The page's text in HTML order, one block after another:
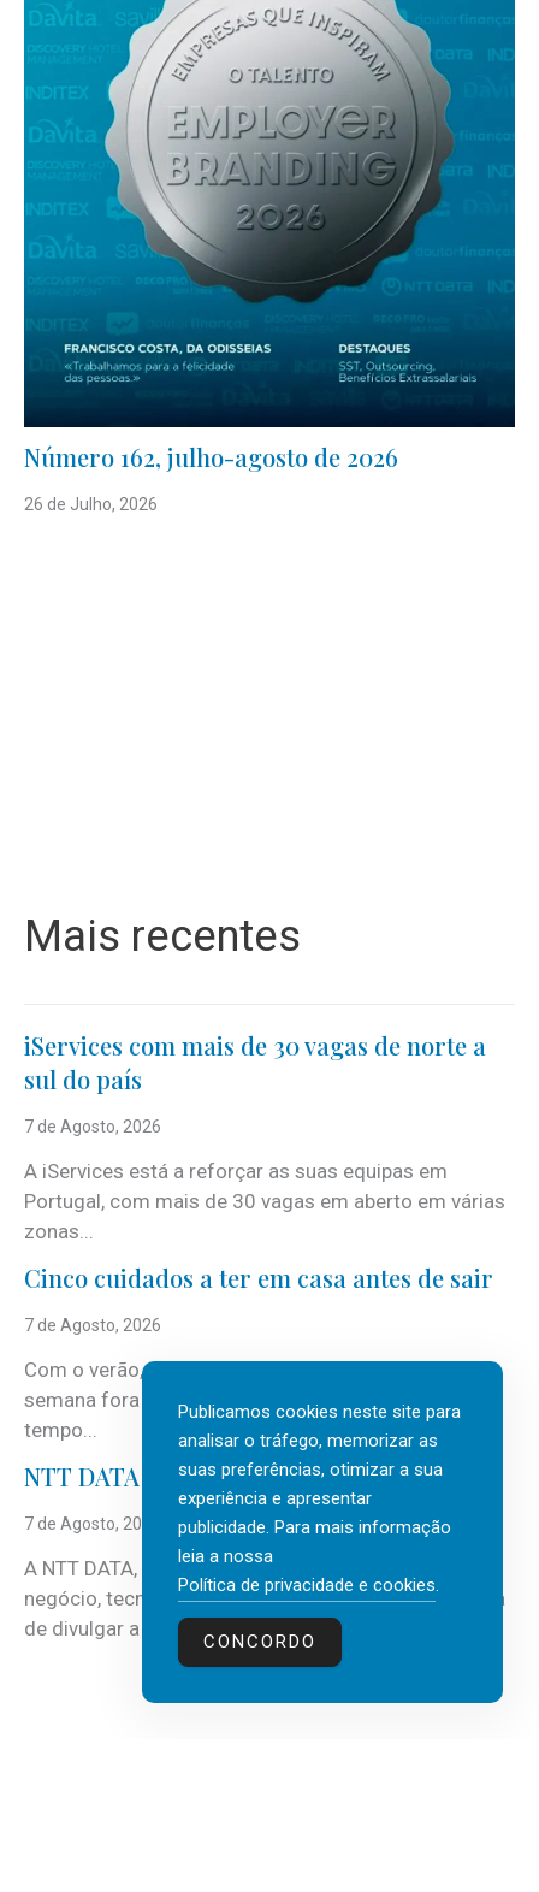
Número 162, julho-agosto de 2026
26 de Julho, 2026
Mais recentes
iServices com mais de 30 vagas de norte a
sul do país
7 de Agosto, 2026
A iServices está a reforçar as suas equipas em
Portugal, com mais de 30 vagas em aberto em várias
zonas...
Cinco cuidados a ter em casa antes de sair
7 de Agosto, 2026
Com o verão, chegam também as férias, os fins-de-
semana fora e os dias em que a casa fica mais
tempo...
NTT DATA Insurtech Global Outlook 2026
7 de Agosto, 2026
A NTT DATA, consultora global em serviços de
negócio, tecnologia e inteligência artificial (IA), acaba
de divulgar a mais recente...
Publicamos cookies neste site para
analisar o tráfego, memorizar as
suas preferências, otimizar a sua
experiência e apresentar
publicidade. Para mais informação
leia a nossa
Política de privacidade e cookies.
CONCORDO